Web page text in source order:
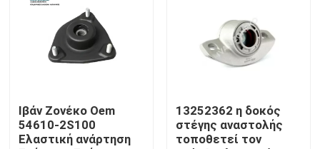
Μονταρίσματα μηχανών αυτοκινήτων
Οπίσθιο μοντάρισμα μηχανών
Λαστιχένιο μοντάρισμα μηχανών
Ιβάν Ζονέκο Oem
54610-2S100
Ελαστική ανάρτηση
13252362 η δοκός
στέγης αναστολής
τοποθετεί τον